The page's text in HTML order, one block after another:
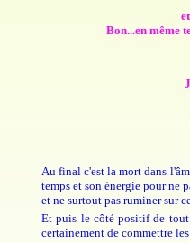
Bon...en même
Au final c'est la mort dans
temps et son énergie pour ne
et ne surtout pas ruminer sur
Et puis le côté positif de
certainement de commettre